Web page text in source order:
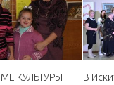
КУЛЬТУРЫ
В